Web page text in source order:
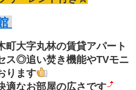
町大字丸林の賃貸アパート
ス◎追い焚き機能やTVモニ
ります
適なお部屋の広さです